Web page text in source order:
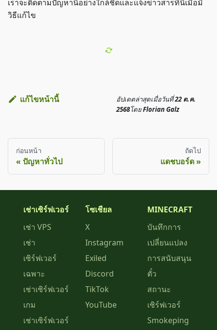
เราจะติดตามปัญหานี้อย่างใกล้ชิดและแจ้งข่าวสารที่นี่เมื่อมี
วิธีแก้ไข
แก้ไขหน้านี้ อัปเดตล่าสุดเมื่อวันที่22 ต.ค.
2568โดยFlorian Galz
ก่อนหน้า
ปัญหาทั่วไป
ถัดไป
แดชบอร์ด
เช่าเซิร์ฟเวอร์
เช่า VPS
เช่า
เซิร์ฟเวอร์
เฉพาะ
เช่าเซิร์ฟเวอร์
เกม
เช่าเซิร์ฟเวอร์
โซเชียล
X
Instagram
Exiled
Discord
TikTok
YouTube
MINECRAFT
บันทึกการ
เปลี่ยนแปลง
การสนับสนุน
ตั๋ว
สถานะ
เซิร์ฟเวอร์
Smokeping